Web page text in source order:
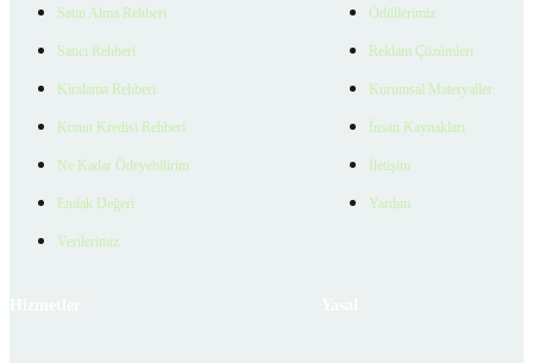
Satın Alma Rehberi
Satıcı Rehberi
Kiralama Rehberi
Konut Kredisi Rehberi
Ne Kadar Ödeyebilirim
Emlak Değeri
Verilerimiz
Ödüllerimiz
Reklam Çözümleri
Kurumsal Materyaller
İnsan Kaynakları
İletişim
Yardım